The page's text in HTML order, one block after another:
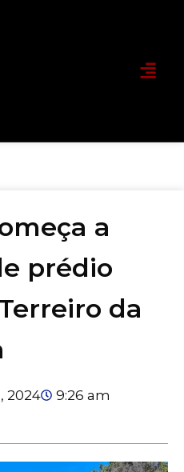
a
prédio
da
2024
9:26 am